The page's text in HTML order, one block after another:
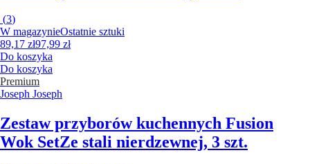
(3)
W magazynieOstatnie sztuki
89,17 zł97,99 zł
Do koszyka
Do koszyka
Premium
Joseph Joseph
Zestaw przyborów kuchennych Fusion
Wok SetZe stali nierdzewnej, 3 szt.